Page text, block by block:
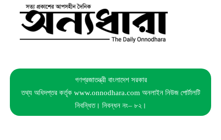
গণপ্রজাতন্ত্রী বাংলাদেশ সরকার
তথ্য অধিদপ্তর কর্তৃক www.onnodhara.com অনলাইন নিউজ পোর্টালটি
নিবন্ধিত। নিবন্ধন নং– ৮২।